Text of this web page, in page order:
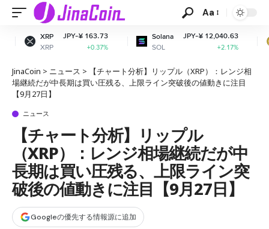
Aa
¥ 163.73
+0.37%
Solana
SOL
JPY-¥ 12,040.63
+2.17%
Dogecoin
DOGE
JinaCoin > ニュース >
【チャート分析】リップル（XRP）：レンジ相
場継続だが中長期は買い圧残る、上限ライン突破後の値動きに注目
【9月27日】
ニュース
【チャート分析】リップル
（XRP）：レンジ相場継続だが中
長期は買い圧残る、上限ライン突
破後の値動きに注目【9月27日】
Googleの優先する情報源に追加